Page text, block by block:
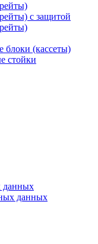
с защитой
блоки (кассеты)
стойки
данных
данных